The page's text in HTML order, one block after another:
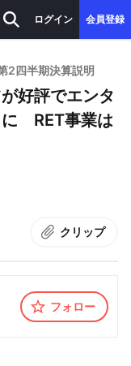
ログイン 会員登録
2四半期決算説明
好評でエンタ
に RET事業は
クリップ
フォロー